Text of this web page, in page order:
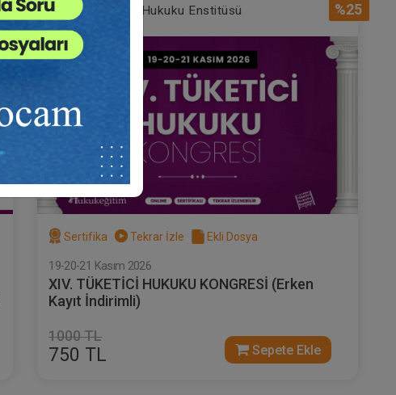
%25
Tüketici Hukuku Enstitüsü
Sertifika Tekrar İzle Ekli Dosya
19-20-21 Kasım 2026
XIV. TÜKETİCİ HUKUKU KONGRESİ (Erken
Kayıt İndirimli)
1000 TL
750 TL Sepete Ekle